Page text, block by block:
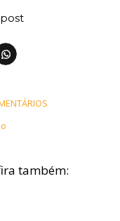
também: